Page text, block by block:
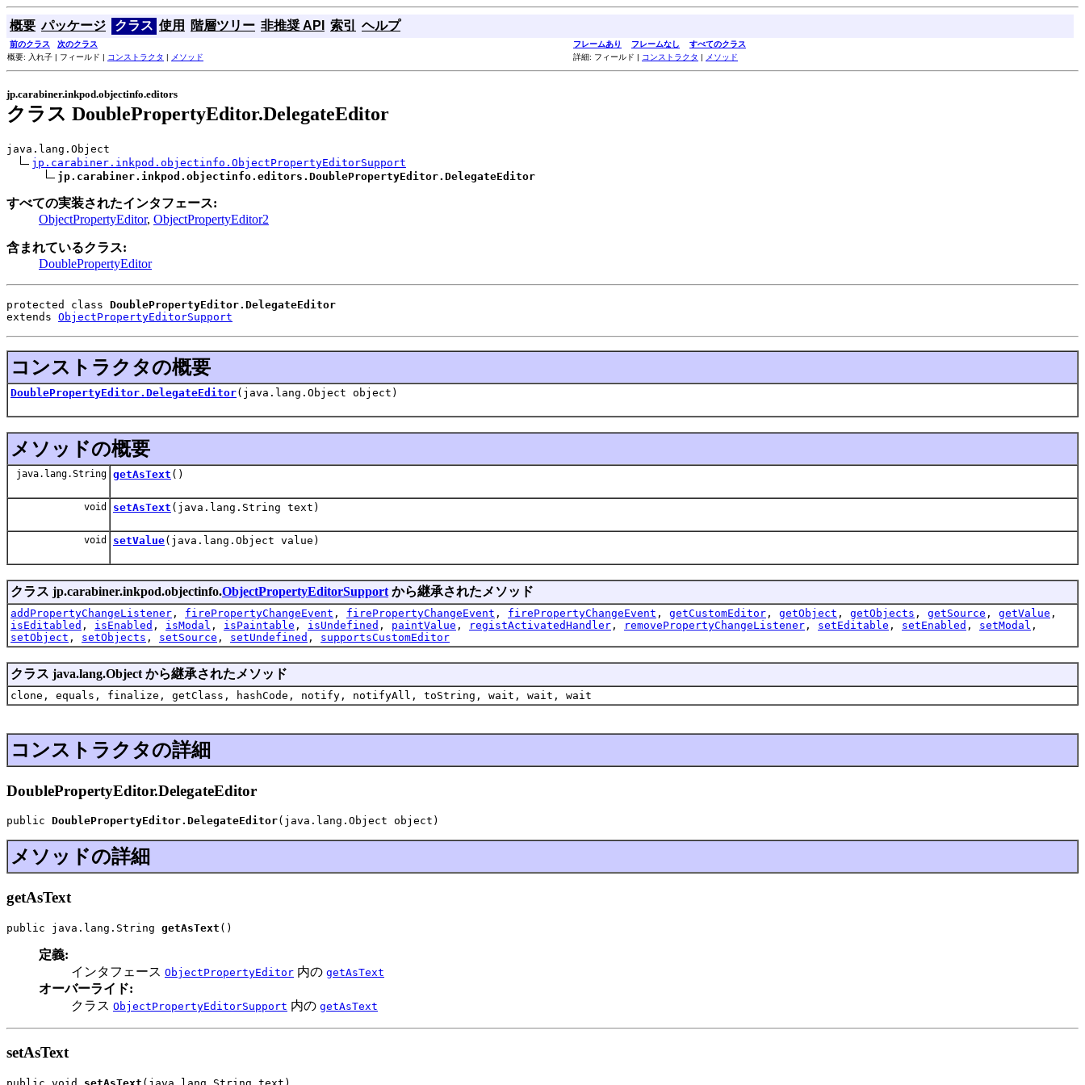
概要 パッケージ クラス 使用 階層ツリー 非推奨 API 索引 ヘルプ
前のクラス 次のクラス フレームあり フレームなし
すべてのクラス
概要: 入れ子 | フィールド | コンストラクタ | メソッド 詳細: フィールド | コンストラクタ | メソッド
jp.carabiner.inkpod.objectinfo.editors
クラス DoublePropertyEditor.DelegateEditor
java.lang.Object
jp.carabiner.inkpod.objectinfo.ObjectPropertyEditorSupport
jp.carabiner.inkpod.objectinfo.editors.DoublePropertyEditor.DelegateEditor
すべての実装されたインタフェース:
ObjectPropertyEditor, ObjectPropertyEditor2
含まれているクラス:
DoublePropertyEditor
protected class DoublePropertyEditor.DelegateEditor
extends ObjectPropertyEditorSupport
コンストラクタの概要
DoublePropertyEditor.DelegateEditor(java.lang.Object object)
メソッドの概要
java.lang.String getAsText ()
void setAsText (java.lang.String text)
void setValue(java.lang.Object value)
クラス jp.carabiner.inkpod.objectinfo.ObjectPropertyEditorSupport から継承されたメソッド
addPropertyChangeListener , firePropertyChangeEvent , firePropertyChangeEvent , firePropertyChangeEvent , getCustomEditor , getObject , getObjects , getSource , getValue ,
isEditabled , isEnabled , isModal , isPaintable , isUndefined , paintValue , registActivatedHandler , removePropertyChangeListener , setEditable , setEnabled , setModal ,
setObject , setObjects , setSource , setUndefined , supportsCustomEditor
クラス java.lang.Object から継承されたメソッド
clone, equals, finalize, getClass, hashCode, notify, notifyAll, toString, wait, wait, wait
コンストラクタの詳細
DoublePropertyEditor.DelegateEditor
public DoublePropertyEditor.DelegateEditor(java.lang.Object object)
メソッドの詳細
getAsText
public java.lang.String getAsText ()
定義:
インタフェース ObjectPropertyEditor 内の getAsText
オーバーライド:
クラス ObjectPropertyEditorSupport 内の getAsText
setAsText